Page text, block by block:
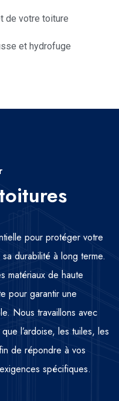
de votre toiture
et hydrofuge
pour protéger votre
durabilité à long terme.
matériaux de haute
pour garantir une
Nous travaillons avec
l’ardoise, les tuiles, les
de répondre à vos
spécifiques.